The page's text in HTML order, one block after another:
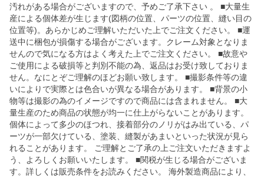
汚れがある場合がございますので、予めご了承下さい 。 ■大量生
産による個体差が生じます(図柄の位置、パーツの位置、縫い目の
位置等)。あらかじめご理解いただいた上でご注文ください。 ■運
送中に梱包が損傷する場合がございます。クレーム対象となりま
せんので気になる方はよく考えた上でご注文ください。 ■故意や
ご使用による破損等と判別不能の為、返品はお受け致しておりま
せん。なにとぞご理解のほどお願い致します。 ■撮影条件等の違
いによりで実際とは色合いが異なる場合があります。 ■背景の小
物等は撮影の為のイメージですので商品には含まれません。 ■大
量生産のため商品の状態が均一に仕上がらないことがあります。
個体によって多少のほつれ、接着部分のノリがはみ出ている、パ
ーツが一部欠けている、塗装、縫製があまいといった状況が見ら
れることがあります。 ご理解とご了承の上ご注文いただきますよ
う、よろしくお願いいたします。 ■関税が生じる場合がございま
す。詳しくは販売条件をお読みください。 海外製造商品により、